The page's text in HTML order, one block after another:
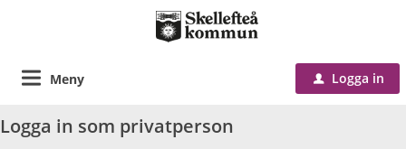
Meny u Logga in
Logga in som privatperson